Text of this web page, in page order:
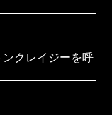
クレイジーを呼